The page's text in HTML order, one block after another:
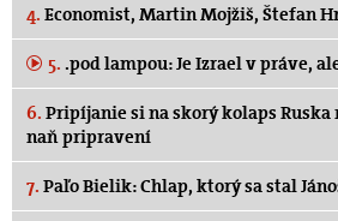
4. Economist, Martin Mojžiš, Štefan
5. .pod lampou: Je Izrael v práve,
6. Pripíjanie si na skorý kolaps Ruska
naň pripravení
7. Paľo Bielik: Chlap, ktorý sa stal